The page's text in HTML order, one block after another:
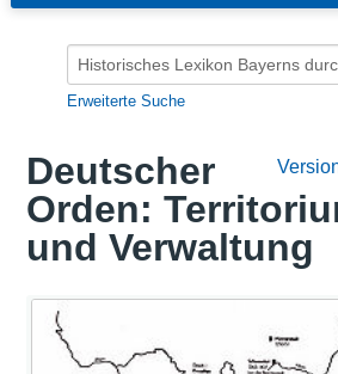
Erweiterte Suche
Deutscher
Orden:
und Verwaltung